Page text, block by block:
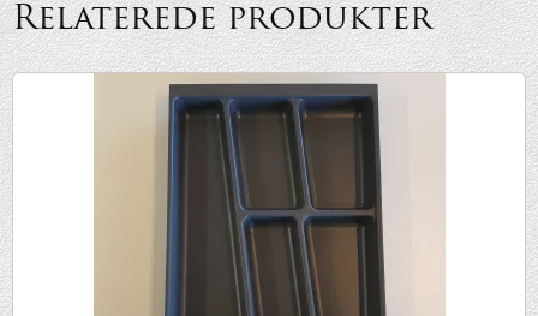
Relaterede produkter